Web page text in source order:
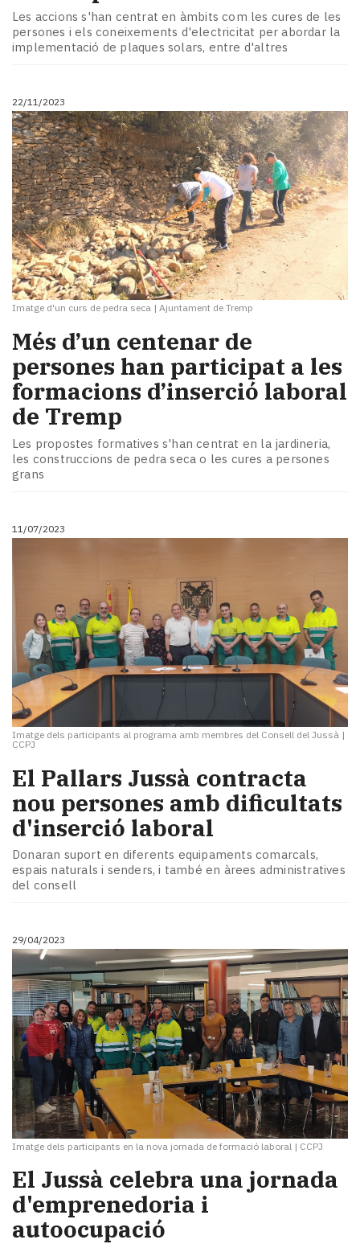
Les accions s'han centrat en àmbits com les cures de les
persones i els coneixements d'electricitat per abordar la
implementació de plaques solars, entre d'altres
22/11/2023
Imatge d'un curs de pedra seca | Ajuntament de Tremp
Més d’un centenar de
persones han participat a les
formacions d’inserció laboral
de Tremp
Les propostes formatives s'han centrat en la jardineria,
les construccions de pedra seca o les cures a persones
grans
11/07/2023
Imatge dels participants al programa amb membres del Consell del Jussà |
CCPJ
El Pallars Jussà contracta
nou persones amb dificultats
d'inserció laboral
Donaran suport en diferents equipaments comarcals,
espais naturals i senders, i també en àrees administratives
del consell
29/04/2023
Imatge dels participants en la nova jornada de formació laboral | CCPJ
El Jussà celebra una jornada
d'emprenedoria i
autoocupació